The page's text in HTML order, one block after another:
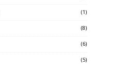
(1)
(8)
(6)
(5)